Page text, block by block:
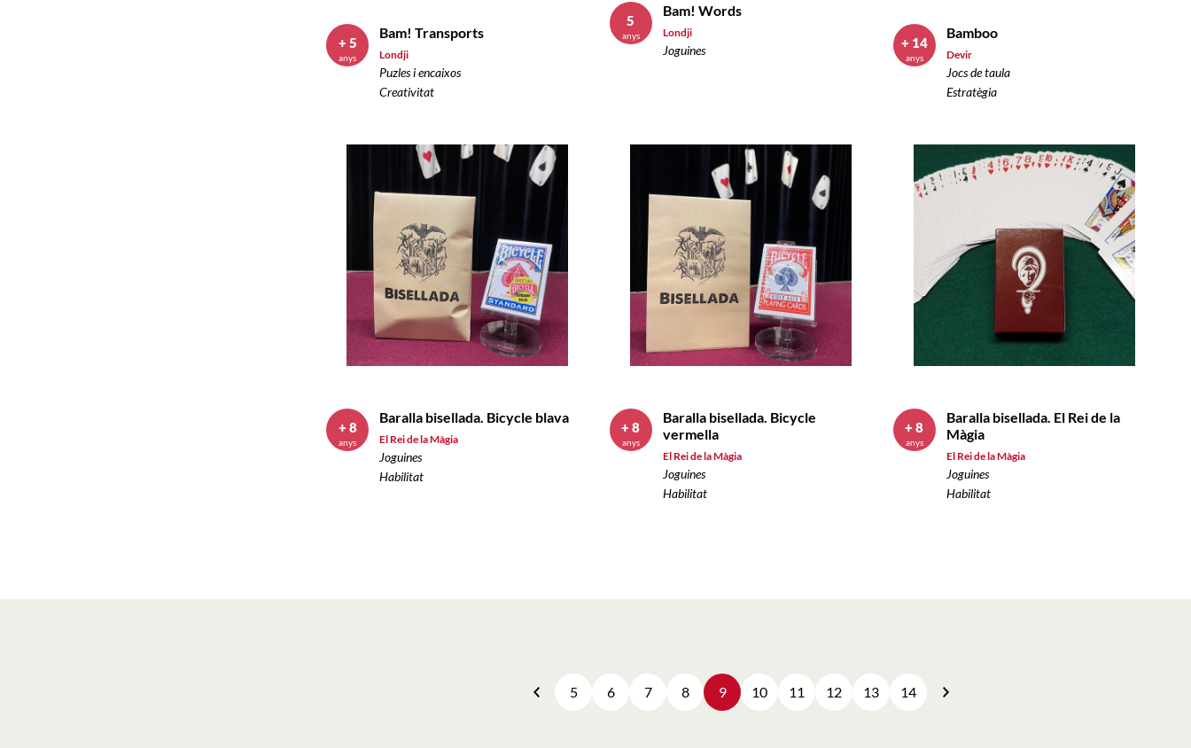
Bam! Transports
Londji
Puzles i encaixos
Creativitat
+ 5
anys
Bam! Words
Londji
Joguines
5
anys Bamboo
Devir
Jocs de taula
Estratègia
+ 14
anys
Baralla bisellada. Bicycle blava
El Rei de la Màgia
Joguines
Habilitat
+ 8
anys
Baralla bisellada. Bicycle
vermella
El Rei de la Màgia
Joguines
Habilitat
+ 8
anys
Baralla bisellada. El Rei de la
Màgia
El Rei de la Màgia
Joguines
Habilitat
+ 8
anys
Anterior
5 6 7 8 9 10 11 12 13 14